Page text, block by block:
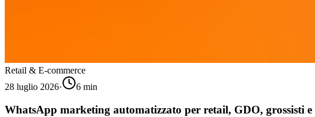
Retail & E-commerce
28 luglio 2026· 6 min
WhatsApp marketing automatizzato per retail, GDO, grossisti